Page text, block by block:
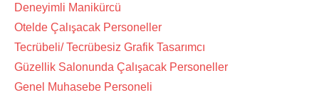
Deneyimli Manikürcü
Otelde Çalışacak Personeller
Tecrübeli/ Tecrübesiz Grafik Tasarımcı
Güzellik Salonunda Çalışacak Personeller
Genel Muhasebe Personeli